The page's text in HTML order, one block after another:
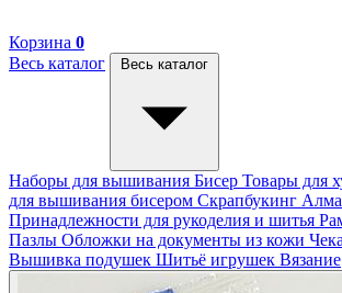
Корзина 0
Весь каталог
Весь каталог
Наборы для вышивания Бисер Товары для
для вышивания бисером Скрапбукинг
Принадлежности для рукоделия и шитья
Пазлы Обложки на документы из кожи
Вышивка подушек Шитьё игрушек Вязание